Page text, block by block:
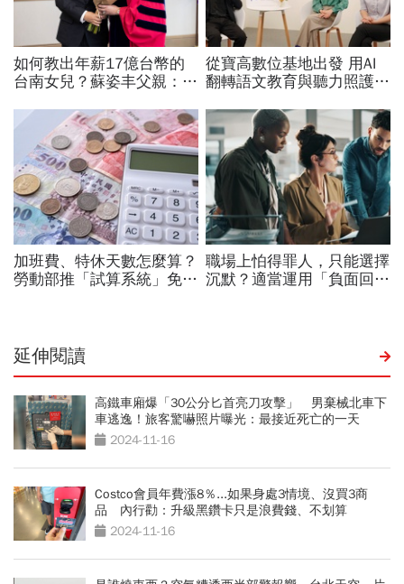
延伸閱讀
高鐵車廂爆「30公分匕首亮刀攻擊」 男棄械北車下
車逃逸！旅客驚嚇照片曝光：最接近死亡的一天
2024-11-16
Costco會員年費漲8％...如果身處3情境、沒買3商
品 內行勸：升級黑鑽卡只是浪費錢、不划算
2024-11-16